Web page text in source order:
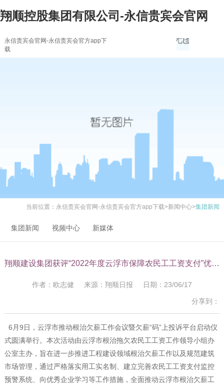
翔顺控股集团有限公司-永信贵宾会官网
永信贵宾会官网-永信贵宾会官方app下
载
当前位置： 永信贵宾会官网-永信贵宾会官方app下载>新闻中心>集团新闻
集团新闻 视频中心 新媒体
翔顺建设集团获评“2022年度云浮市保障农民工工资支付”优秀企业
作者：欧志健 来源：翔顺日报 日期：23/06/17
分享到：
6月9日，云浮市推动根治欠薪工作会议暨欠薪“码”上投诉平台启动仪
式圆满举行。本次活动由云浮市根治拖欠农民工工资工作领导小组办
公室主办，旨在进一步推进工程建设领域根治欠薪工作以及规范建筑
市场管理，通过严格落实用工实名制、建立完善农民工工资支付监控
预警系统、向优秀企业学习等工作措施，全面推动云浮市根治欠薪工